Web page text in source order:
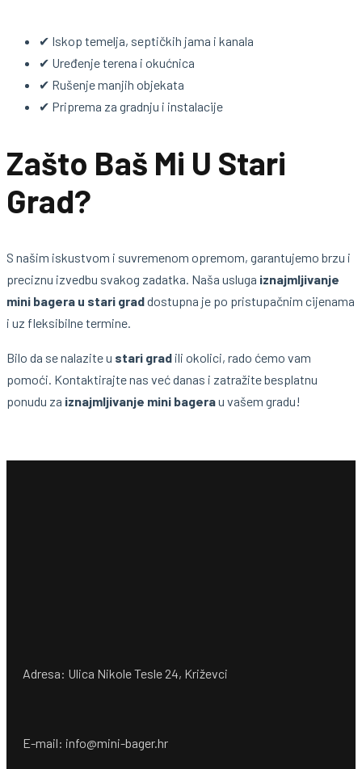
✔ Iskop temelja, septičkih jama i kanala
✔ Uređenje terena i okućnica
✔ Rušenje manjih objekata
✔ Priprema za gradnju i instalacije
Zašto Baš Mi U Stari
Grad?
S našim iskustvom i suvremenom opremom, garantujemo brzu i
preciznu izvedbu svakog zadatka. Naša usluga iznajmljivanje
mini bagera u stari graddostupna je po pristupačnim cijenama
i uz fleksibilne termine.
Bilo da se nalazite u stari grad ili okolici, rado ćemo vam
pomoći. Kontaktirajte nas već danas i zatražite besplatnu
ponudu za iznajmljivanje mini bagerau vašem gradu!
Adresa: Ulica Nikole Tesle 24, Križevci
E-mail: info@mini-bager.hr